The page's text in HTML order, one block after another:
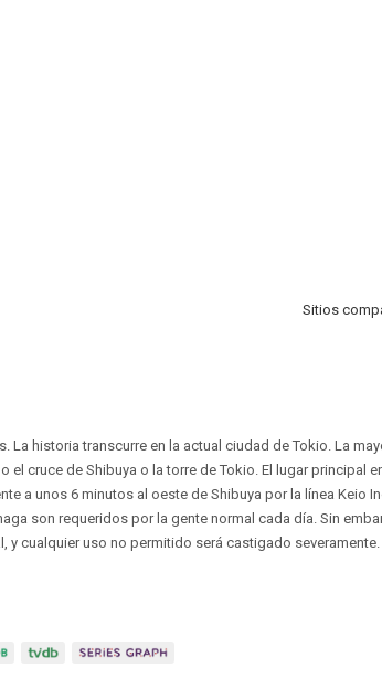
Sitios
La historia transcurre en la actual ciudad de Tokio. La
el cruce de Shibuya o la torre de Tokio. El lugar principal
a unos 6 minutos al oeste de Shibuya por la línea Keio
son requeridos por la gente normal cada día. Sin
y cualquier uso no permitido será castigado severamente.